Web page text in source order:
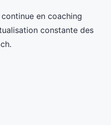
en coaching
constante des